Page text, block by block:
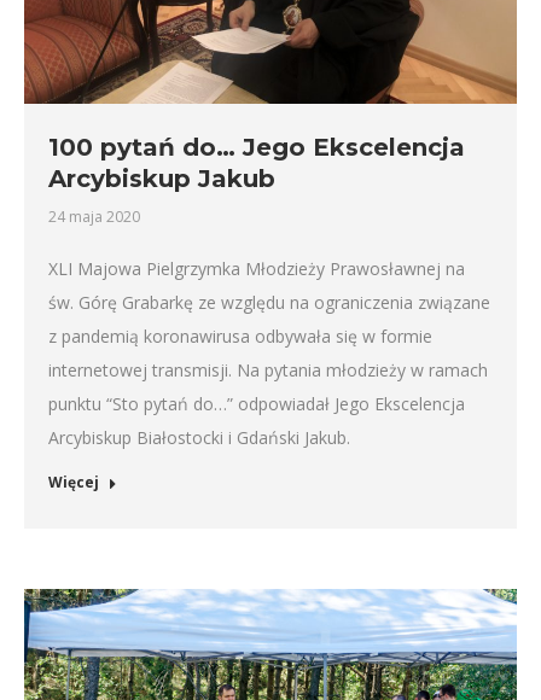
100 pytań do… Jego Ekscelencja
Arcybiskup Jakub
24 maja 2020
XLI Majowa Pielgrzymka Młodzieży Prawosławnej na
św. Górę Grabarkę ze względu na ograniczenia związane
z pandemią koronawirusa odbywała się w formie
internetowej transmisji. Na pytania młodzieży w ramach
punktu “Sto pytań do…” odpowiadał Jego Ekscelencja
Arcybiskup Białostocki i Gdański Jakub.
Więcej